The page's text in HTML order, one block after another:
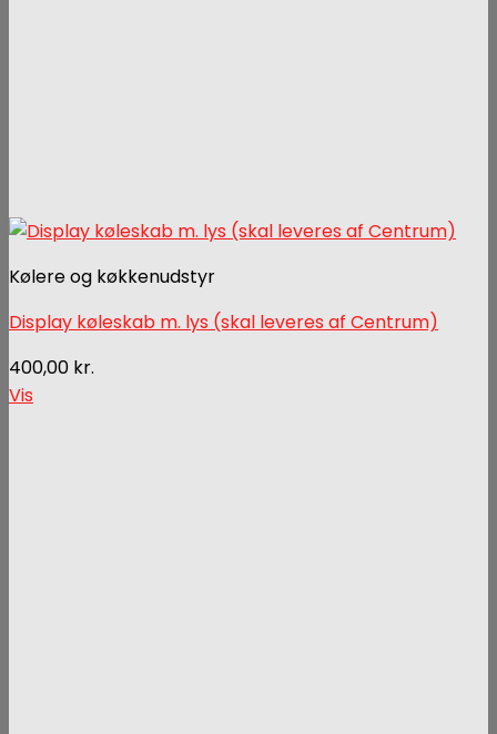
Kølere og køkkenudstyr
Display køleskab m. lys (skal leveres af Centrum)
400,00 kr.
Vis